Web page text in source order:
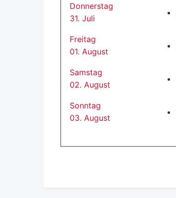
Donnerstag
31. Juli
Freitag
01. August
Samstag
02. August
Sonntag
03. August